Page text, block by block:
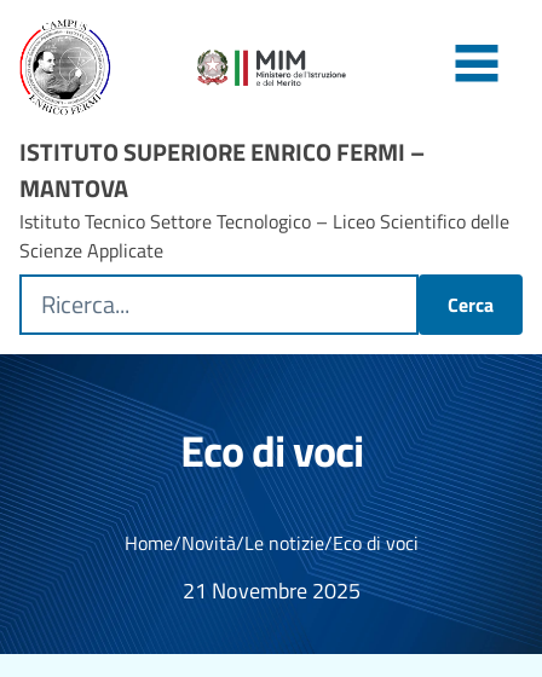
ISTITUTO SUPERIORE ENRICO FERMI –
MANTOVA
Istituto Tecnico Settore Tecnologico – Liceo Scientifico delle
Scienze Applicate
Cerca
Eco di voci
Home/Novità/Le notizie/Eco di voci
21 Novembre 2025